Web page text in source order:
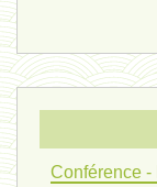
penser 01 - 9
univers 09 V4 -
Conférence -